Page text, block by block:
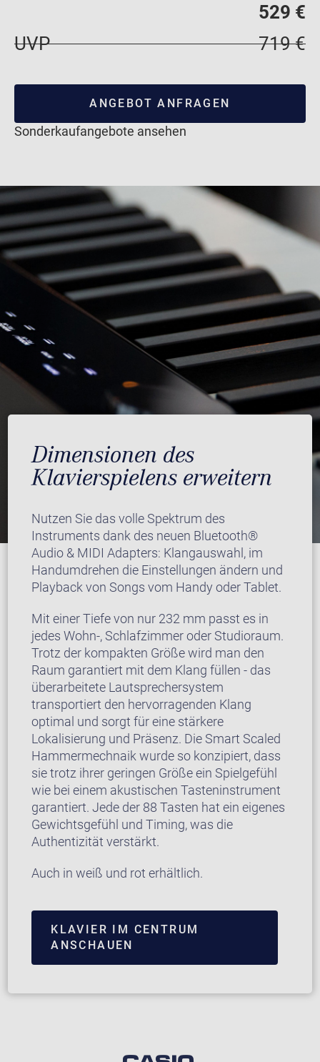
529 €
UVP
719 €
ANGEBOT ANFRAGEN
Sonderkaufangebote ansehen
Dimensionen des
Klavierspielens erweitern
Nutzen Sie das volle Spektrum des
Instruments dank des neuen Bluetooth®
Audio & MIDI Adapters: Klangauswahl, im
Handumdrehen die Einstellungen ändern und
Playback von Songs vom Handy oder Tablet.
Mit einer Tiefe von nur 232 mm passt es in
jedes Wohn-, Schlafzimmer oder Studioraum.
Trotz der kompakten Größe wird man den
Raum garantiert mit dem Klang füllen - das
überarbeitete Lautsprechersystem
transportiert den hervorragenden Klang
optimal und sorgt für eine stärkere
Lokalisierung und Präsenz. Die Smart Scaled
Hammermechnaik wurde so konzipiert, dass
sie trotz ihrer geringen Größe ein Spielgefühl
wie bei einem akustischen Tasteninstrument
garantiert. Jede der 88 Tasten hat ein eigenes
Gewichtsgefühl und Timing, was die
Authentizität verstärkt.
Auch in weiß und rot erhältlich.
KLAVIER IM CENTRUM
ANSCHAUEN